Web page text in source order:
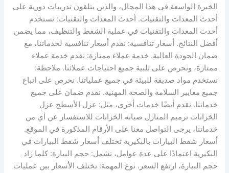
الخبرة الواسعة في هذا المجال، والذين يتلقون تدريبات دورية على
أحدث المعدات والتقنيات. أحدث المعدات والتقنيات: نستخدم
أحدث المعدات والتقنيات في عملية الشفط والتنظيف، مما يضمن
أفضل النتائج. أسعار تنافسية: نقدم أسعار تنافسية لخدماتنا، مع
ضمان الجودة العالية. خدمة عملاء ممتازة: نقدم خدمة عملاء
ممتازة، ونحرص على تلبية جميع احتياجات عملائنا. ملاحظة:
نستخدم مواد صديقة للبيئة في جميع عملياتنا. نحرص على اتباع
جميع معايير السلامة والصحة المهنية. نقدم ضمان على جميع
خدماتنا. نقدم أيضًا خدمات أخرى، مثل: عزل الأسطح عزل
الخزانات ترميم المنازل صيانه الخزانات للاستفسار عن أي من
خدماتنا، يرجى التواصل معنا على الأرقام المذكورة في الموقع.
أسعار شفط البيارات بالبكيرية تختلف أسعار شفط البيارات في
البكيرية اعتمادًا على عدة عوامل، تشمل: حجم البيارة: كلما زاد
حجم البيارة، ارتفع السعر. نوع المهمة: تختلف الأسعار بين عمليات